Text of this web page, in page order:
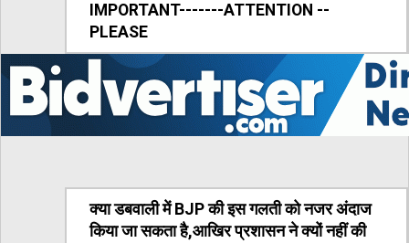
IMPORTANT-------ATTENTION --
PLEASE
क्या डबवाली में BJP की इस गलती को नजर अंदाज
किया जा सकता है,आखिर प्रशासन ने क्यों नहीं की